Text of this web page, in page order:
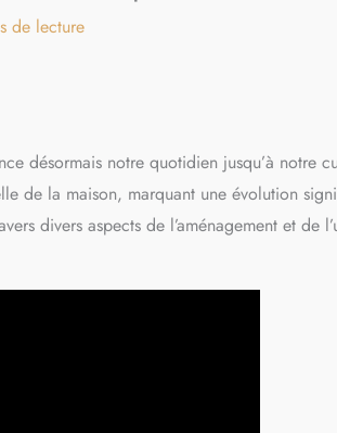
de lecture
désormais notre quotidien jusqu’à notre
de la maison, marquant une évolution
divers aspects de l’aménagement et de